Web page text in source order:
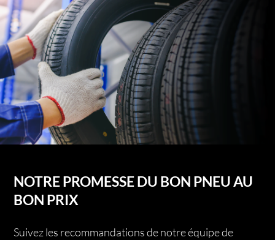
NOTRE PROMESSE DU BON PNEU AU
BON PRIX
Suivez les recommandations de notre équipe de